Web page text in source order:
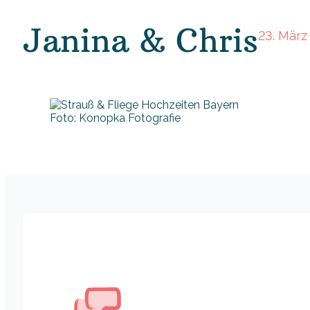
Janina & Chris23.
Foto: Konopka Fotografie